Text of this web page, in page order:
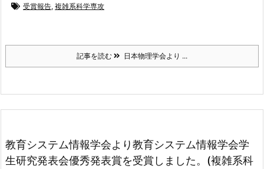
受賞報告, 複雑系科学専攻
記事を読む 日本物理学会より ...
教育システム情報学会より教育システム情報学会学
生研究発表会優秀発表賞を受賞しました。(複雑系科